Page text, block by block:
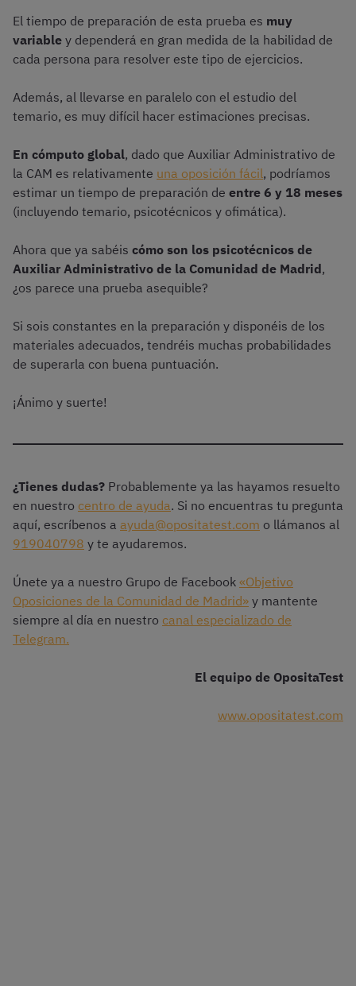
El tiempo de preparación de esta prueba es muy
variable y dependerá en gran medida de la habilidad de
cada persona para resolver este tipo de ejercicios.
Además, al llevarse en paralelo con el estudio del
temario, es muy difícil hacer estimaciones precisas.
En cómputo global, dado que Auxiliar Administrativo de
la CAM es relativamente una oposición fácil, podríamos
estimar un tiempo de preparación de entre 6 y 18 meses
(incluyendo temario, psicotécnicos y ofimática).
Ahora que ya sabéis cómo son los psicotécnicos de
Auxiliar Administrativo de la Comunidad de Madrid,
¿os parece una prueba asequible?
Si sois constantes en la preparación y disponéis de los
materiales adecuados, tendréis muchas probabilidades
de superarla con buena puntuación.
¡Ánimo y suerte!
¿Tienes dudas? Probablemente ya las hayamos resuelto
en nuestro centro de ayuda. Si no encuentras tu pregunta
aquí, escríbenos a ayuda@opositatest.com o llámanos al
919040798 y te ayudaremos.
Únete ya a nuestro Grupo de Facebook «Objetivo
Oposiciones de la Comunidad de Madrid» y mantente
siempre al día en nuestro canal especializado de
Telegram.
El equipo de OpositaTest
www.opositatest.com